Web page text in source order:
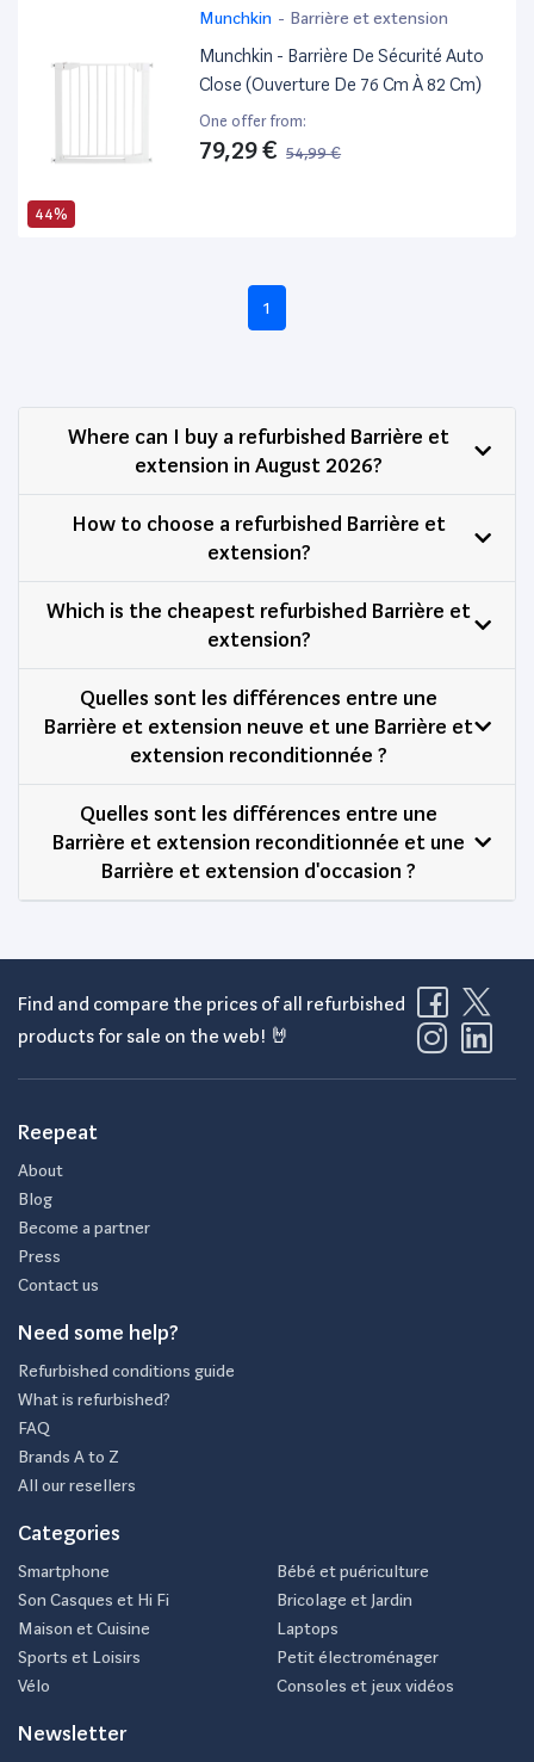
44%
Munchkin - Barrière et extension
Munchkin - Barrière De Sécurité Auto
Close (Ouverture De 76 Cm À 82 Cm)
One offer from:
79,29 € 54,99 €
1
Where can I buy a refurbished Barrière et
extension in August 2026?
How to choose a refurbished Barrière et
extension?
Which is the cheapest refurbished Barrière et
extension?
Quelles sont les différences entre une
Barrière et extension neuve et une Barrière et
extension reconditionnée ?
Quelles sont les différences entre une
Barrière et extension reconditionnée et une
Barrière et extension d'occasion ?
Find and compare the prices of all refurbished
products for sale on the web! 🤘
Reepeat
About
Blog
Become a partner
Press
Contact us
Need some help?
Refurbished conditions guide
What is refurbished?
FAQ
Brands A to Z
All our resellers
Categories
Smartphone
Son Casques et Hi Fi
Maison et Cuisine
Sports et Loisirs
Vélo
Bébé et puériculture
Bricolage et Jardin
Laptops
Petit électroménager
Consoles et jeux vidéos
Newsletter